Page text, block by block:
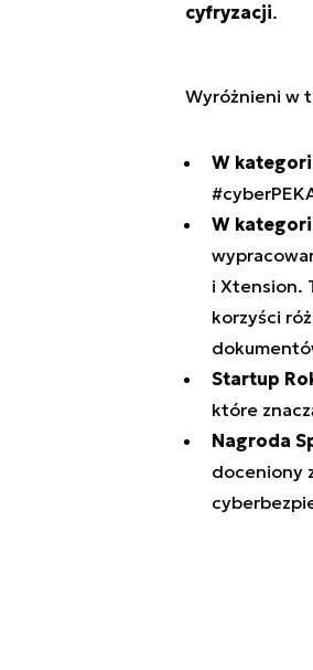
cyfryzacji.
Wyróżnieni w
W
W
i Xtension.
korzyści
Startup
które
Nagroda
doceniony